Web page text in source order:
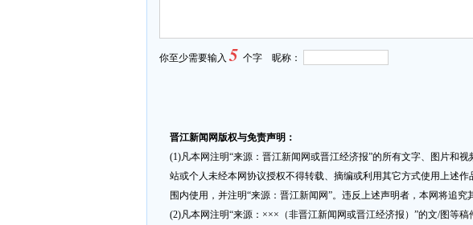
你至少需要输入5 个字 昵称：
晋江新闻网版权与免责声明：
(1)凡本网注明“来源：晋江新闻网或晋江经济报”的所有文字、图片和
站或个人未经本网协议授权不得转载、摘编或利用其它方式使用上述
围内使用，并注明“来源：晋江新闻网”。违反上述声明者，本网将追究
(2)凡本网注明“来源：×××（非晋江新闻网或晋江经济报）”的文/图等